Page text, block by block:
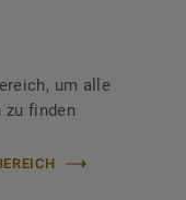
um alle
zu finden